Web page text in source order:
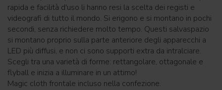
rapida e facilità d'uso li hanno resi la scelta dei registi e
videografi di tutto il mondo. Si erigono e si montano in pochi
secondi, senza richiedere molto tempo. Questi salvaspazio
si montano proprio sulla parte anteriore degli apparecchi a
LED più diffusi, e non ci sono supporti extra da intralciare.
Scegli tra una varietà di forme: rettangolare, ottagonale e
flyball e inizia a illuminare in un attimo!
Magic cloth frontale incluso nella confezione.